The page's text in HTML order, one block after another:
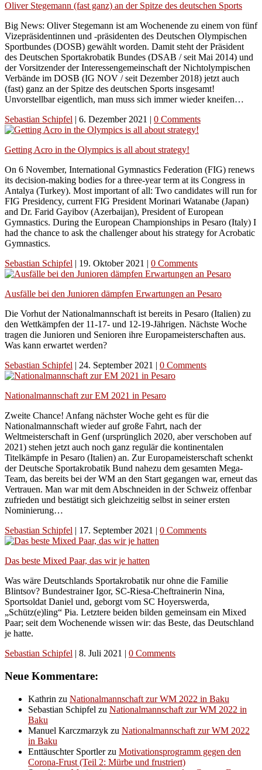
Oliver Stegemann (fast ganz) an der Spitze des deutschen Sports
Big News: Oliver Stegemann ist am Wochenende zu einem von fünf
Vizepräsidentinnen und -präsidenten des Deutschen Olympischen
Sportbundes (DOSB) gewählt worden. Damit steht der Präsident
des Deutschen Sportakrobatik Bundes (DSAB / seit Mai 2014) und
der Vorsitzender der Interessengemeinschaft der Nichtolympischen
Verbände im DOSB (IG NOV / seit Dezember 2018) jetzt auch
(fast) ganz an der Spitze des deutschen Sports insgesamt!
Unvorstellbar eigentlich, man muss sich immer wieder kneifen…
Sebastian Schipfel | 6. Dezember 2021 | 0 Comments
Getting Acro in the Olympics is all about strategy!
On 6 November, International Gymnastics Federation (FIG) renews
its decision-making bodies for a three-year term at its Congress in
Antalya (Turkey). Most important of all: Two candidates will run for
FIG Presidency, current FIG President Morinari Watanabe (Japan)
and Dr. Farid Gayibov (Azerbaijan), President of European
Gymnastics. During the European Championships in Pesaro (Italy) I
had the chance to ask the challenger about his strategy for Acrobatic
Gymnastics.
Sebastian Schipfel | 19. Oktober 2021 | 0 Comments
Ausfälle bei den Junioren dämpfen Erwartungen an Pesaro
Die Vorhut der Nationalmannschaft ist bereits in Pesaro (Italien) zu
den Wettkämpfen der 11-17- und 12-19-Jährigen. Nächste Woche
tragen die Junioren und Senioren ihre Europameisterschaften aus.
Was kann erwartet werden?
Sebastian Schipfel | 24. September 2021 | 0 Comments
Nationalmannschaft zur EM 2021 in Pesaro
Zweite Chance! Anfang nächster Woche geht es für die
Nationalmannschaft wieder auf große Fahrt, nach der
Weltmeisterschaft in Genf (ursprünglich 2020, aber verschoben auf
2021) stehen jetzt auch noch ganz regulär die kontinentalen
Titelkämpfe in Pesaro (Italien) an. Zur Europameisterschaft schenkt
der Deutsche Sportakrobatik Bund nahezu dem gesamten Mega-
Team, das bereits bei der WM an den Start gegangen war, erneut das
Vertrauen. Man war mit dem Abschneiden in der Schweiz offenbar
zufrieden und bestätigt sich gleichzeitig selbst in seiner ersten
Nominierung…
Sebastian Schipfel | 17. September 2021 | 0 Comments
Das beste Mixed Paar, das wir je hatten
Was wäre Deutschlands Sportakrobatik nur ohne die Familie
Blintsov? Bundestrainer Igor, SC-Riesa-Cheftrainerin Nina,
Sportsoldat Daniel und, geborgt vom SC Hoyerswerda,
„Schütz(e)ling“ Pia. Letztere beiden bilden gemeinsam ein Mixed
Paar; seit dem Wochenende wissen wir: das Beste, das Deutschland
je hatte.
Sebastian Schipfel | 8. Juli 2021 | 0 Comments
Neue Kommentare:
Kathrin zu Nationalmannschaft zur WM 2022 in Baku
Sebastian Schipfel zu Nationalmannschaft zur WM 2022 in
Baku
Manuel Karczmarzyk zu Nationalmannschaft zur WM 2022
in Baku
Enttäuschter Sportlerzu Motivationsprogramm gegen den
Corona-Frust (Teil 2: Mürbe und frustriert)